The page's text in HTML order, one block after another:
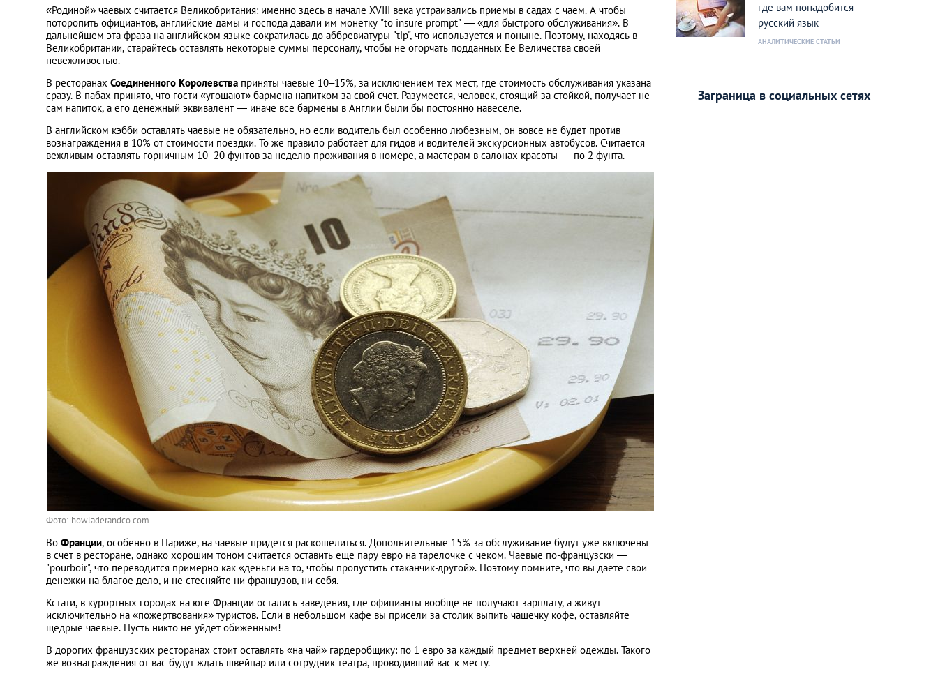
«Родиной» чаевых считается Великобритания: именно здесь в начале XVIII века устраивались приемы в садах с чаем. А чтобы
поторопить официантов, английские дамы и господа давали им монетку "to insure prompt" — «для быстрого обслуживания». В
дальнейшем эта фраза на английском языке сократилась до аббревиатуры "tip", что используется и поныне. Поэтому, находясь в
Великобритании, старайтесь оставлять некоторые суммы персоналу, чтобы не огорчать подданных Ее Величества своей
невежливостью.
В ресторанах Соединенного Королевства приняты чаевые 10–15%, за исключением тех мест, где стоимость обслуживания указана
сразу. В пабах принято, что гости «угощают» бармена напитком за свой счет. Разумеется, человек, стоящий за стойкой, получает не
сам напиток, а его денежный эквивалент — иначе все бармены в Англии были бы постоянно навеселе.
В английском кэбби оставлять чаевые не обязательно, но если водитель был особенно любезным, он вовсе не будет против
вознаграждения в 10% от стоимости поездки. То же правило работает для гидов и водителей экскурсионных автобусов. Считается
вежливым оставлять горничным 10–20 фунтов за неделю проживания в номере, а мастерам в салонах красоты — по 2 фунта.
Фото: howladerandco.com
Во Франции, особенно в Париже, на чаевые придется раскошелиться. Дополнительные 15% за обслуживание будут уже включены
в счет в ресторане, однако хорошим тоном считается оставить еще пару евро на тарелочке с чеком. Чаевые по-французски —
"pourboir", что переводится примерно как «деньги на то, чтобы пропустить стаканчик-другой». Поэтому помните, что вы даете свои
денежки на благое дело, и не стесняйте ни французов, ни себя.
Кстати, в курортных городах на юге Франции остались заведения, где официанты вообще не получают зарплату, а живут
исключительно на «пожертвования» туристов. Если в небольшом кафе вы присели за столик выпить чашечку кофе, оставляйте
щедрые чаевые. Пусть никто не уйдет обиженным!
В дорогих французских ресторанах стоит оставлять «на чай» гардеробщику: по 1 евро за каждый предмет верхней одежды. Такого
же вознаграждения от вас будут ждать швейцар или сотрудник театра, проводивший вас к месту.
где вам понадобится
русский язык
АНАЛИТИЧЕСКИЕ СТАТЬИ
Заграница в социальных сетях